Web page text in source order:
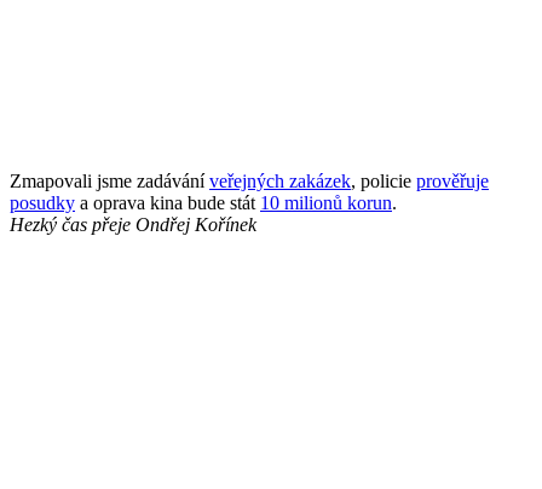
Zmapovali jsme zadáváníveřejných zakázek, policie prověřuje
posudky a oprava kina bude stát 10 milionů korun.
Hezký čas přeje Ondřej Kořínek